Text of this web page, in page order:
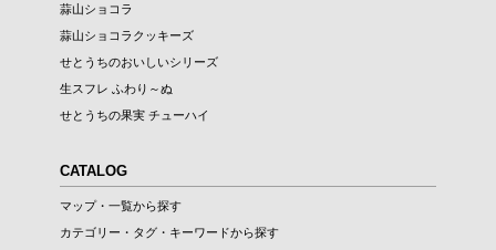
蒜山ショコラ
蒜山ショコラクッキーズ
せとうちのおいしいシリーズ
生スフレ ふわり～ぬ
せとうちの果実 チューハイ
CATALOG
マップ・一覧から探す
カテゴリー・タグ・キーワードから探す